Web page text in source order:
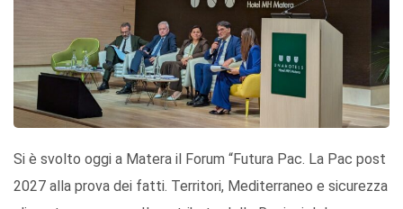
Si è svolto oggi a Matera il Forum “Futura Pac. La Pac post
2027 alla prova dei fatti. Territori, Mediterraneo e sicurezza